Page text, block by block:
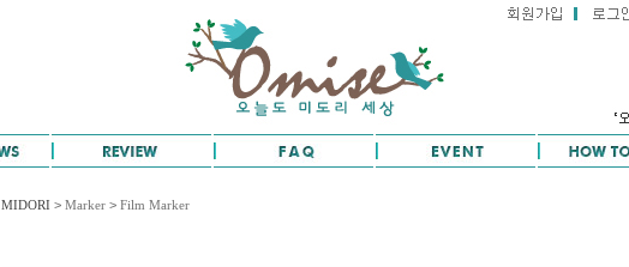
MIDORI > Marker> Film Marker